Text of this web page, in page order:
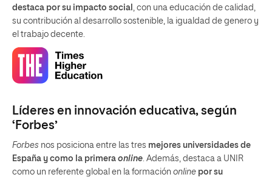
destaca por su impacto social , con una educación de calidad,
su contribución al desarrollo sostenible, la igualdad de genero y
el trabajo decente.
Líderes en innovación educativa, según
‘Forbes’
Forbes nos posiciona entre las tres mejores universidades de
España y como la primera online . Además, destaca a UNIR
como un referente global en la formación online por su